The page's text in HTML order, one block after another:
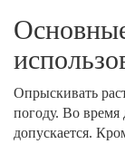
Опрыскивать
погоду. Во время
допускается.